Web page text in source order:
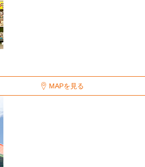
MAPを見る